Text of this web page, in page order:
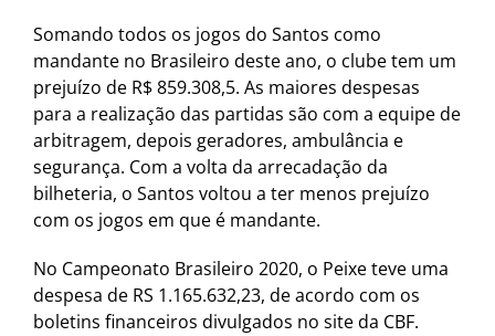
Somando todos os jogos do Santos como
mandante no Brasileiro deste ano, o clube tem um
prejuízo de R$ 859.308,5. As maiores despesas
para a realização das partidas são com a equipe de
arbitragem, depois geradores, ambulância e
segurança. Com a volta da arrecadação da
bilheteria, o Santos voltou a ter menos prejuízo
com os jogos em que é mandante.
No Campeonato Brasileiro 2020, o Peixe teve uma
despesa de RS 1.165.632,23, de acordo com os
boletins financeiros divulgados no site da CBF.